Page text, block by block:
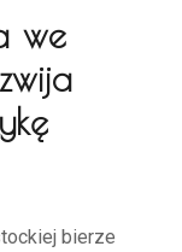
we
bierze